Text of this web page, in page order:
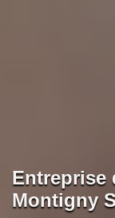
Entreprise
Montigny